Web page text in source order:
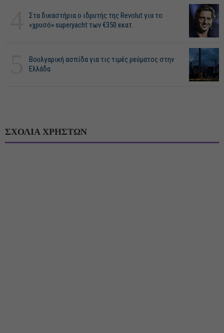
Στα δικαστήρια ο ιδρυτής της Revolut για το
«χρυσό» superyacht των €350 εκατ.
Βουλγαρική ασπίδα για τις τιμές ρεύματος στην
Ελλάδα
ΣΧΟΛΙΑ ΧΡΗΣΤΩΝ